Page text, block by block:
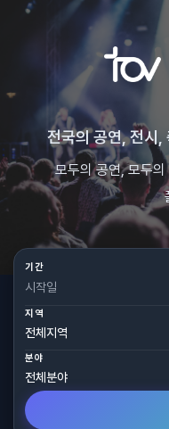
전국의 공연, 전시,
모두의 공연, 모두
기간
지역
분야